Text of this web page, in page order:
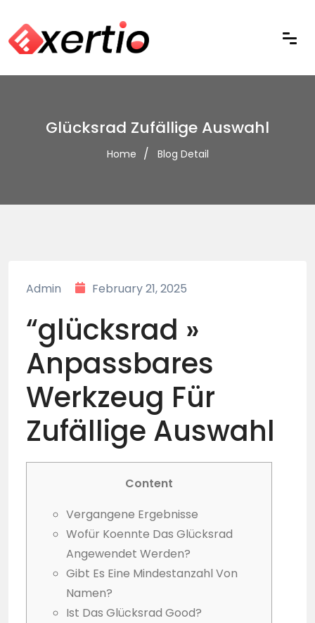
Glücksrad Zufällige Auswahl
Home Blog Detail
Admin February 21, 2025
“glücksrad »
Anpassbares
Werkzeug Für
Zufällige Auswahl
Content
Vergangene Ergebnisse
Wofür Koennte Das Glücksrad
Angewendet Werden?
Gibt Es Eine Mindestanzahl Von
Namen?
Ist Das Glücksrad Good?